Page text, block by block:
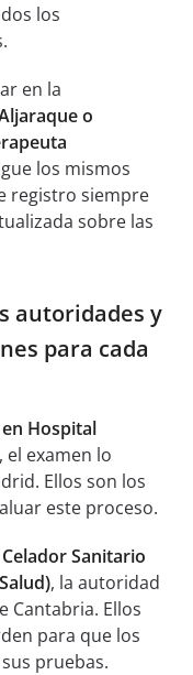
los
en la
o
los mismos
registro siempre
sobre las
autoridades y
para cada
Hospital
, el examen lo
Ellos son los
este proceso.
Sanitario
, la autoridad
Cantabria. Ellos
para que los
pruebas.